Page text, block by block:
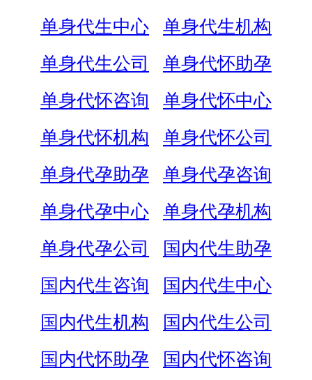
单身代生中心
单身代生机构
单身代生公司
单身代怀助孕
单身代怀咨询
单身代怀中心
单身代怀机构
单身代怀公司
单身代孕助孕
单身代孕咨询
单身代孕中心
单身代孕机构
单身代孕公司
国内代生助孕
国内代生咨询
国内代生中心
国内代生机构
国内代生公司
国内代怀助孕
国内代怀咨询